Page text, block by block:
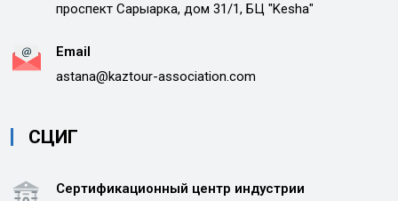
проспект Сарыарка, дом 31/1, БЦ "Kesha"
Email
astana@kaztour-association.com
СЦИГ
Сертификационный центр индустрии